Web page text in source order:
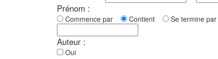
Prénom :
Commence par Contient Se termine par
Auteur :
Oui